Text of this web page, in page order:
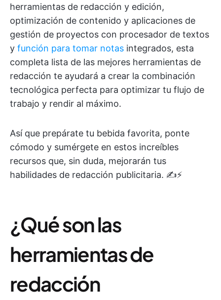
herramientas de redacción y edición,
optimización de contenido y aplicaciones de
gestión de proyectos con procesador de textos
y función para tomar notas integrados, esta
completa lista de las mejores herramientas de
redacción te ayudará a crear la combinación
tecnológica perfecta para optimizar tu flujo de
trabajo y rendir al máximo.
Así que prepárate tu bebida favorita, ponte
cómodo y sumérgete en estos increíbles
recursos que, sin duda, mejorarán tus
habilidades de redacción publicitaria. ✍️⚡️
¿Qué son las
herramientas de
redacción